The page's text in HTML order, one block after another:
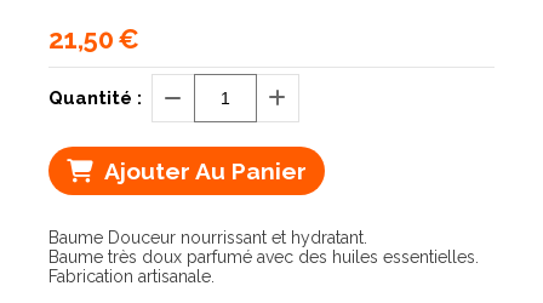
21,50€
Quantité :
Ajouter Au Panier
Baume Douceur nourrissant et hydratant.
Baume très doux parfumé avec des huiles essentielles.
Fabrication artisanale.